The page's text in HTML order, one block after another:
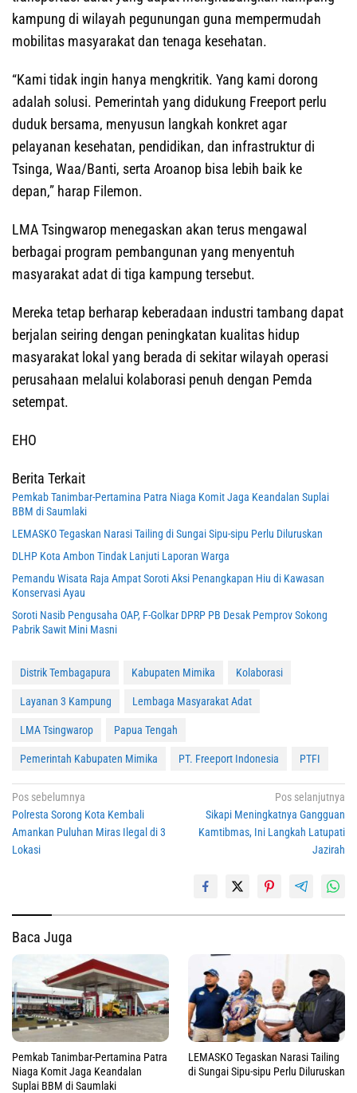
kampung di wilayah pegunungan guna mempermudah
mobilitas masyarakat dan tenaga kesehatan.
“Kami tidak ingin hanya mengkritik. Yang kami dorong
adalah solusi. Pemerintah yang didukung Freeport perlu
duduk bersama, menyusun langkah konkret agar
pelayanan kesehatan, pendidikan, dan infrastruktur di
Tsinga, Waa/Banti, serta Aroanop bisa lebih baik ke
depan,” harap Filemon.
LMA Tsingwarop menegaskan akan terus mengawal
berbagai program pembangunan yang menyentuh
masyarakat adat di tiga kampung tersebut.
Mereka tetap berharap keberadaan industri tambang dapat
berjalan seiring dengan peningkatan kualitas hidup
masyarakat lokal yang berada di sekitar wilayah operasi
perusahaan melalui kolaborasi penuh dengan Pemda
setempat.
EHO
Berita Terkait
Pemkab Tanimbar-Pertamina Patra Niaga Komit Jaga Keandalan Suplai
BBM di Saumlaki
LEMASKO Tegaskan Narasi Tailing di Sungai Sipu-sipu Perlu Diluruskan
DLHP Kota Ambon Tindak Lanjuti Laporan Warga
Pemandu Wisata Raja Ampat Soroti Aksi Penangkapan Hiu di Kawasan
Konservasi Ayau
Soroti Nasib Pengusaha OAP, F-Golkar DPRP PB Desak Pemprov Sokong
Pabrik Sawit Mini Masni
Distrik Tembagapura Kabupaten Mimika Kolaborasi
Layanan 3 Kampung Lembaga Masyarakat Adat
LMA Tsingwarop Papua Tengah
Pemerintah Kabupaten Mimika PT. Freeport Indonesia PTFI
Navigasi
pos
Pos sebelumnya
Polresta Sorong Kota Kembali
Amankan Puluhan Miras Ilegal di 3
Lokasi
Pos selanjutnya
Sikapi Meningkatnya Gangguan
Kamtibmas, Ini Langkah Latupati
Jazirah
Baca Juga
Pemkab Tanimbar-Pertamina Patra
Niaga Komit Jaga Keandalan
Suplai BBM di Saumlaki
LEMASKO Tegaskan Narasi Tailing
di Sungai Sipu-sipu Perlu Diluruskan